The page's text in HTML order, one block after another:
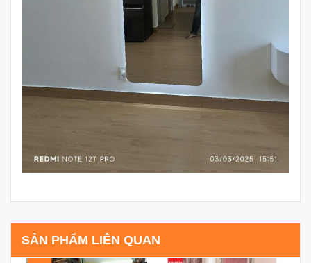
SẢN PHẨM LIÊN QUAN